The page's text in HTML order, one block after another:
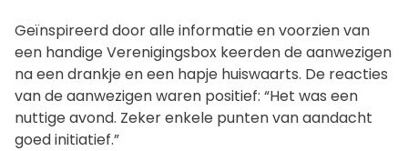
Geïnspireerd door alle informatie en voorzien van
een handige Verenigingsbox keerden de aanwezigen
na een drankje en een hapje huiswaarts. De reacties
van de aanwezigen waren positief: “Het was een
nuttige avond. Zeker enkele punten van aandacht
goed initiatief.”